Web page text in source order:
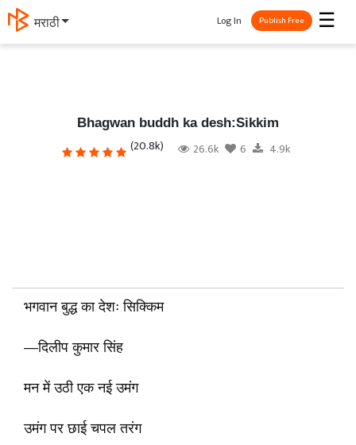
தமிழ் ☰
Log In Publish Free
Bhagwan buddh ka desh:Sikkim
(20.8k) 26.6k 6 4.9k
भगवान बुद्ध का देशः सिक्किम
—दिलीप कुमार सिंह
मन में उठी एक नई उमंग
उमंग पर छाई चपल तरंग